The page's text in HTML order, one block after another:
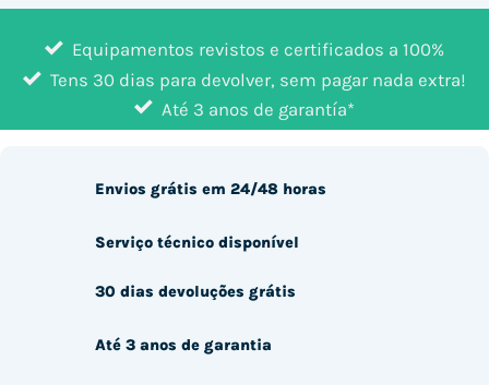
Equipamentos revistos e certificados a 100%
Tens 30 dias para devolver, sem pagar nada extra!
Até 3 anos de garantía*
Envios grátis em 24/48 horas
Serviço técnico disponível
30 dias devoluções grátis
Até 3 anos de garantia